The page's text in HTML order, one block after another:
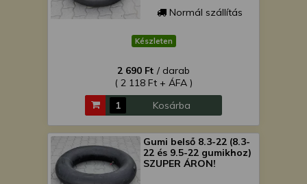
Normál szállítás
Készleten
2 690 Ft / darab
( 2 118 Ft + ÁFA )
Kosárba
Gumi belső 8.3-22 (8.3-
22 és 9.5-22 gumikhoz)
SZUPER ÁRON!